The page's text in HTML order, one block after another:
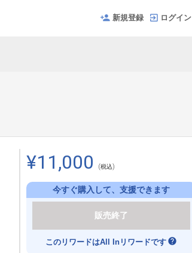
新規登録 ログイン
¥11,000 (税込)
今すぐ購入して、支援できます
販売終了
このリワードはAll Inリワードです help